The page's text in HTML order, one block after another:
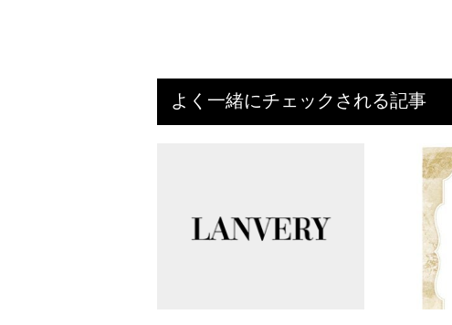
よく一緒にチェックされる記事